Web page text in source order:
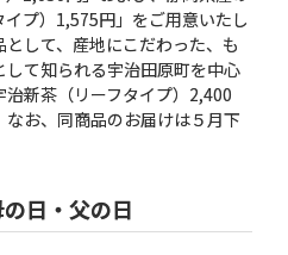
イプ）1,575円」をご用意いたし
して、産地にこだわった、も
て知られる宇治田原町を中心
新茶（リーフタイプ）2,400
お、同商品のお届けは５月下
日・父の日